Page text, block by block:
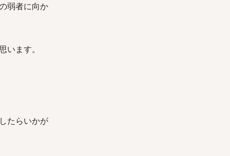
弱者に向か
ます。
たらいかが